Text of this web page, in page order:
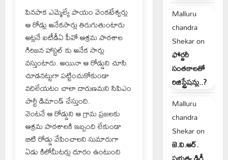
పినపాక ఎమ్మెల్యే పాయం వెంకటేశ్వర్లు
ఆ రోడ్లు అనేకసార్లు తిరుగుతుంటారు
అట్లనే ఐటీడీఏ పీవో ఆశ్రమ పాఠశాల
గిరిజన హాస్టల్ కు అనేక సార్లు
వస్తుంటారు. అయినా ఆ రోడ్డుని చూసి
చూడనట్టుగా పట్టించుకోకుండా
వదిలేయటం చాలా దారుణమని సిపిఎం
పార్టీ డిమాండ్ చేస్తుంది.
వెంటనే ఆ రోడ్డుని ఆ గ్రామ ప్రజలకు
ఆశ్రమ పాఠశాలకి ఇబ్బంది లేకుండా
బిటి రోడ్డు వేపించాలని సుమారుగా
ఏడు కిలోమీటర్లు దూరం ఉంటుంది
Malluru
chandra
Shekaron
ఫోర్జరీ
సంతకాలతో
రిజిస్ట్రేషన్లు..?
Malluru
chandra
Shekaron
జె.వి.ఆర్.